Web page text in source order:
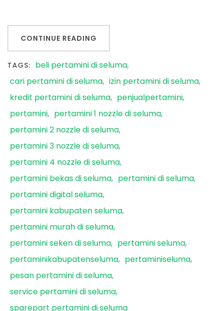
CONTINUE READING
TAGS: beli pertamini di seluma
cari pertamini di seluma izin pertamini di seluma
kredit pertamini di seluma
penjualpertamini
pertamini
pertamini 1 nozzle di seluma
pertamini 2 nozzle di seluma
pertamini 3 nozzle di seluma
pertamini 4 nozzle di seluma
pertamini bekas di seluma
pertamini di seluma
pertamini digital seluma
pertamini kabupaten seluma
pertamini murah di seluma
pertamini seken di seluma
pertamini seluma
pertaminikabupatenseluma
pertaminiseluma
pesan pertamini di seluma
service pertamini di seluma
sparepart pertamini di seluma